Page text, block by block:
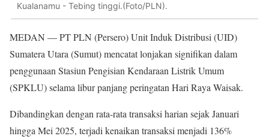
Kualanamu - Tebing tinggi.(Foto/PLN).
MEDAN — PT PLN (Persero) Unit Induk Distribusi (UID)
Sumatera Utara (Sumut) mencatat lonjakan signifikan dalam
penggunaan Stasiun Pengisian Kendaraan Listrik Umum
(SPKLU) selama libur panjang peringatan Hari Raya Waisak.
Dibandingkan dengan rata-rata transaksi harian sejak Januari
hingga Mei 2025, terjadi kenaikan transaksi menjadi 136%